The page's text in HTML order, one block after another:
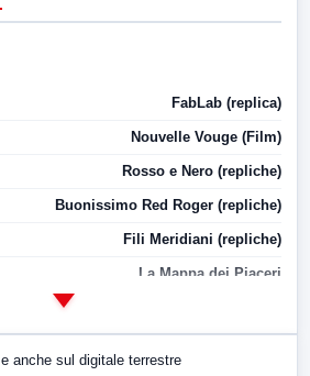
FabLab (replica)
Nouvelle Vouge (Film)
Rosso e Nero (repliche)
Buonissimo Red Roger (repliche)
Fili Meridiani (repliche)
La Mappa dei Piaceri
e anche sul digitale terrestre